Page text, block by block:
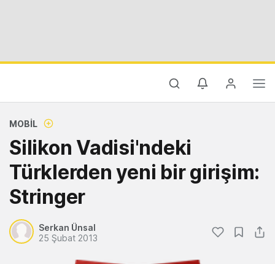
MOBIL
Silikon Vadisi'ndeki
Türklerden yeni bir girişim:
Stringer
Serkan Ünsal
25 Şubat 2013